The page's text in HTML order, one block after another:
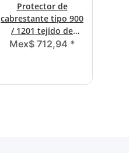
Protector de
cabrestante tipo 900
/ 1201 tejido de
nailon
Mex$ 712,94 *